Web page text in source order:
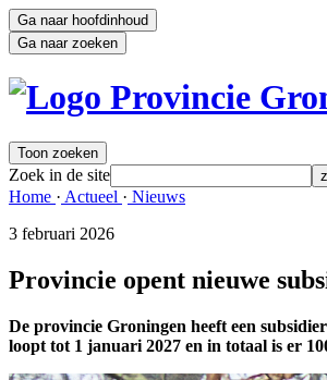
Ga naar hoofdinhoud
Ga naar zoeken
Toon zoeken
Zoek in de site
Home · Actueel · Nieuws
3 februari 2026
Provincie opent nieuwe
De provincie Groningen heeft een
loopt tot 1 januari 2027 en in totaal is er